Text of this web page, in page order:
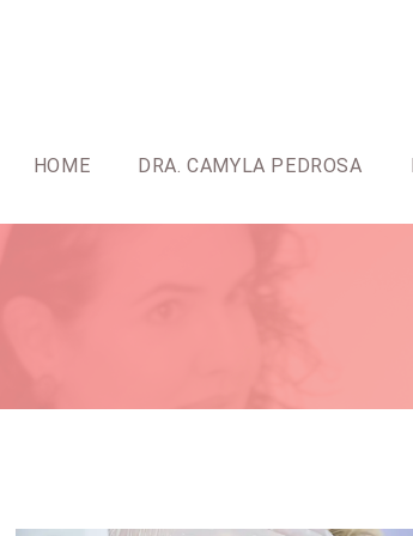
HOME DRA. CAMYLA PEDROSA